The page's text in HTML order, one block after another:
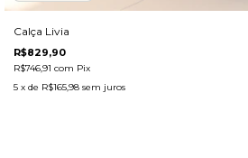
Calça Livia
R$829,90
R$746,91 com Pix
5 x de R$165,98 sem juros